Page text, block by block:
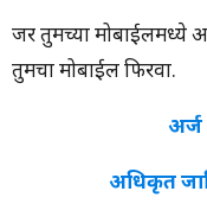
जर तुमच्या मोबाईलमध्ये
तुमचा मोबाईल फिरवा.
अधिकृत